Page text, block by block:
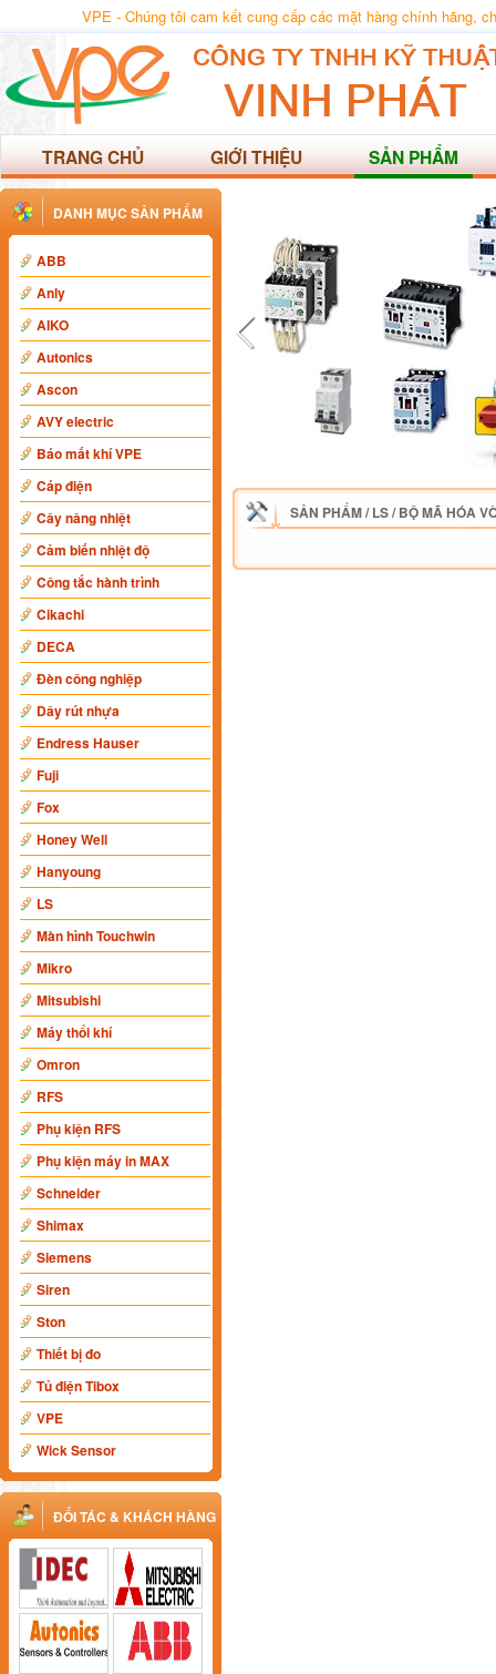
VPE - Chúng tôi cam kết cung cấp các mặt hàng chính hãng,
TRANG CHỦ GIỚI THIỆU SẢN PHẨM
DANH MỤC SẢN PHẨM
ABB
Anly
AIKO
Autonics
Ascon
AVY electric
Báo mất khí VPE
Cáp điện
Cây nâng nhiệt
Cảm biến nhiệt độ
Công tắc hành trình
Cikachi
DECA
Đèn công nghiệp
Dây rút nhựa
Endress Hauser
Fuji
Fox
Honey Well
Hanyoung
LS
Màn hình Touchwin
Mikro
Mitsubishi
Máy thổi khí
Omron
RFS
Phụ kiện RFS
Phụ kiện máy in MAX
Schneider
Shimax
Siemens
Siren
Ston
Thiết bị đo
Tủ điện Tibox
VPE
Wick Sensor
ĐỐI TÁC & KHÁCH HÀNG
SẢN PHẨM/LS/BỘ MÃ HÓA